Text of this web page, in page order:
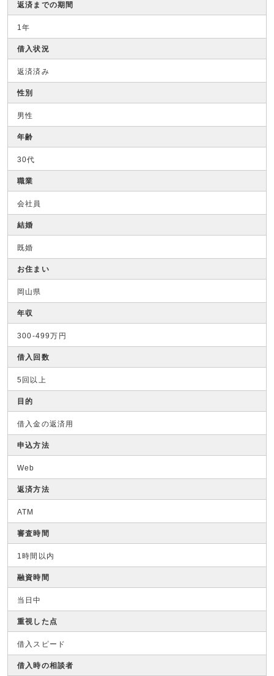
返済までの期間
1年
借入状況
返済済み
性別
男性
年齢
30代
職業
会社員
結婚
既婚
お住まい
岡山県
年収
300-499万円
借入回数
5回以上
目的
借入金の返済用
申込方法
Web
返済方法
ATM
審査時間
1時間以内
融資時間
当日中
重視した点
借入スピード
借入時の相談者